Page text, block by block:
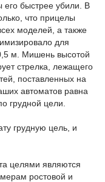
его быстрее убили. В
что прицелы
моделей, а также
для
м. Мишень высотой
стрелка, лежащего
поставленных на
автоматов равна
грудной цели.
грудную цель, и
целями являются
ростовой и